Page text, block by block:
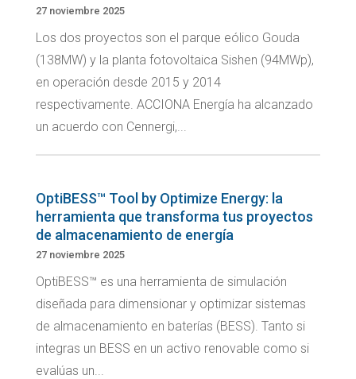
27 noviembre 2025
Los dos proyectos son el parque eólico Gouda
(138MW) y la planta fotovoltaica Sishen (94MWp),
en operación desde 2015 y 2014
respectivamente. ACCIONA Energía ha alcanzado
un acuerdo con Cennergi,...
OptiBESS™ Tool by Optimize Energy: la
herramienta que transforma tus proyectos
de almacenamiento de energía
27 noviembre 2025
OptiBESS™ es una herramienta de simulación
diseñada para dimensionar y optimizar sistemas
de almacenamiento en baterías (BESS). Tanto si
integras un BESS en un activo renovable como si
evalúas un...